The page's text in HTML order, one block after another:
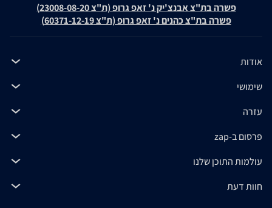
פשרה בת"צ אבנצ'יק נ' זאפ גרופ (ת"צ 23008-08-20)
פשרה בת"צ כהנים נ' זאפ גרופ (ת"צ 60371-12-19)
אודות
שימושי
עזרה
פרסום ב-zap
עולמות התוכן שלנו
חוות דעת